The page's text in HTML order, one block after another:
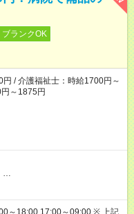
ブランクOK
/ 介護福祉士：時給1700円～
～1875円
…
18:00 17:00～09:00 ※ 上記